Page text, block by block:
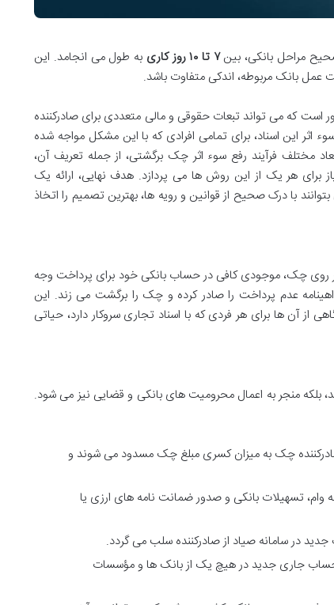
مراحل بانکی، بین۷ تا ۱۰ روز کاری
به طول می انجامد. این
عمل بانک مربوطه، اندکی متفاوت باشد.
که می تواند تبعات حقوقی و مالی متعددی برای صادرکننده
اثر این اسناد، برای تمامی افرادی که با این مشکل مواجه شده
مختلف فرآیند رفع سوء اثر چک برگشتی، از جمله تعریف آن،
برای هر یک از این روش ها می پردازد. هدف نهایی، ارائه یک
با درک صحیح از قوانین و رویه ها، بهترین تصمیم را اتخاذ
روی چک، موجودی کافی در حساب بانکی خود برای پرداخت وجه
عدم پرداخت را صادر کرده و چک را برگشت می زند. این
از آن ها برای هر فردی که با اسناد تجاری سروکار دارد، حیاتی
بلکه منجر به اعمال محرومیت های بانکی و قضایی نیز می شود.
چک به میزان کسری مبلغ چک مسدود می شوند و
وام، تسهیلات بانکی و صدور ضمانت نامه های ارزی یا
در سامانه صیاد از صادرکننده سلب می گردد.
حساب جاری جدید در هیچ یک از بانک ها و مؤسسات